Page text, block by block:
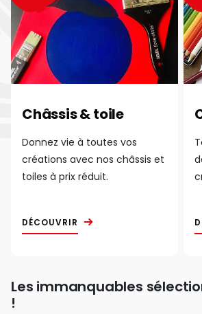
Châssis & toile
Donnez vie à toutes vos
créations avec nos châssis et
toiles à prix réduit.
DÉCOUVRIR
Les immanquables
!